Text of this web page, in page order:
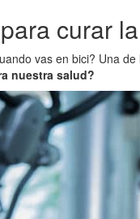
curar
vas en bici? Una
nuestra salud?